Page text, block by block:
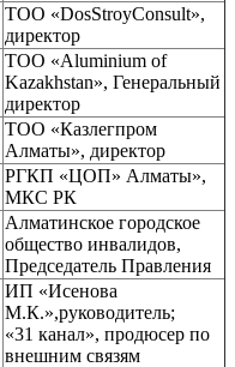
ТОО «DosStroyConsult»,
директор
ТОО «Aluminium of
Kazakhstan», Генеральный
директор
ТОО «Казлегпром
Алматы», директор
РГКП «ЦОП» Алматы»,
МКС РК
Алматинское городское
общество инвалидов,
Председатель Правления
ИП «Исенова
М.К.»,руководитель;
«31 канал», продюсер по
внешним связям